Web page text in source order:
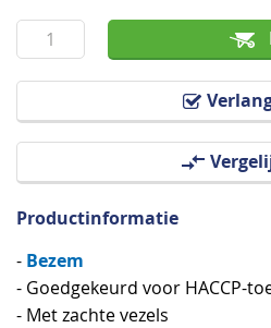
het
begin
van
Productinformatie
- Bezem
- Goedgekeurd voor HACCP-
- Met zachte vezels